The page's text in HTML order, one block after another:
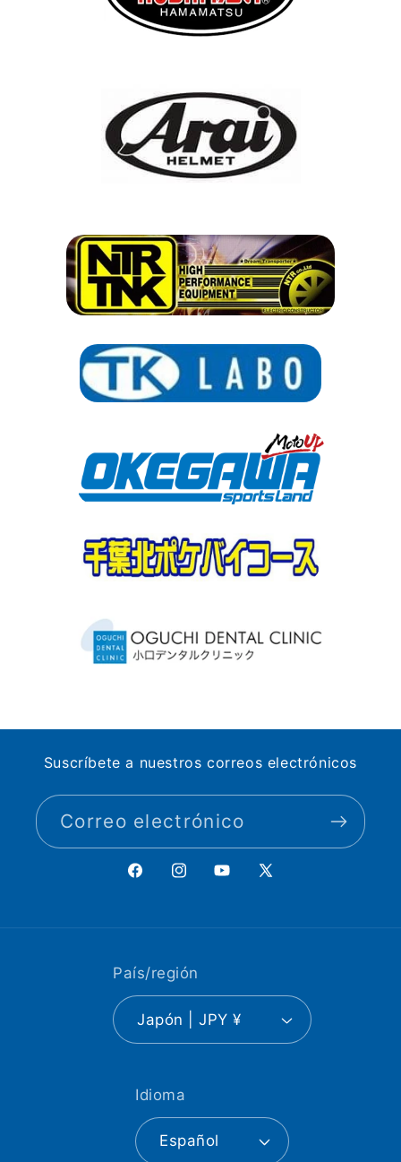
Suscríbete a nuestros correos electrónicos
Correo electrónico
FacebookInstagramYouTube
X
País/región
Japón | JPY ¥
Idioma
Español